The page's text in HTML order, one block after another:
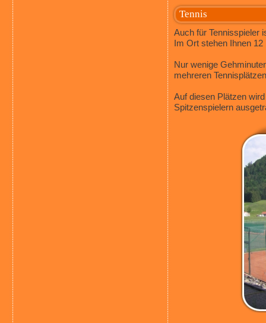
Tennis
Auch für Tennisspieler
Im Ort stehen Ihnen
Nur wenige
mehreren
Auf diesen Plätzen
Spitzenspielern